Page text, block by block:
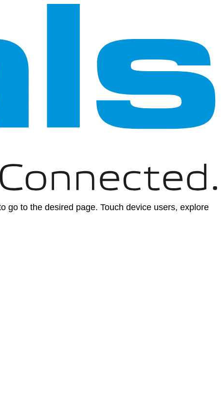
go to the desired page. Touch device users, explore